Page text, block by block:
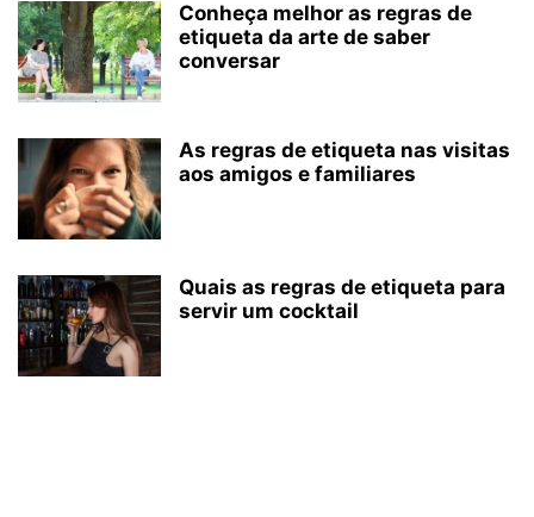
Conheça melhor as regras de
etiqueta da arte de saber
conversar
As regras de etiqueta nas visitas
aos amigos e familiares
Quais as regras de etiqueta para
servir um cocktail